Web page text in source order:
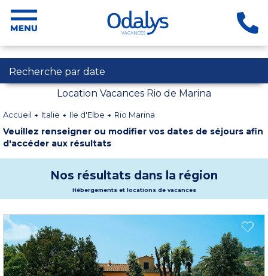
Recherche par date
Location Vacances Rio de Marina
Accueil Italie Ile d'Elbe Rio Marina
Veuillez renseigner ou modifier vos dates de séjours afin
d'accéder aux résultats
Nos résultats dans la région
Hébergements et locations de vacances